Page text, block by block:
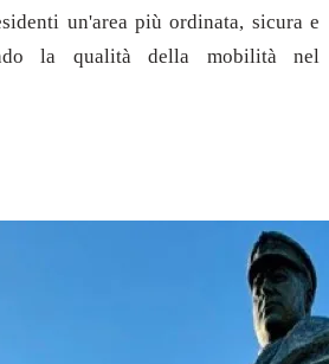
un'area più ordinata, sicura e
la qualità della mobilità nel